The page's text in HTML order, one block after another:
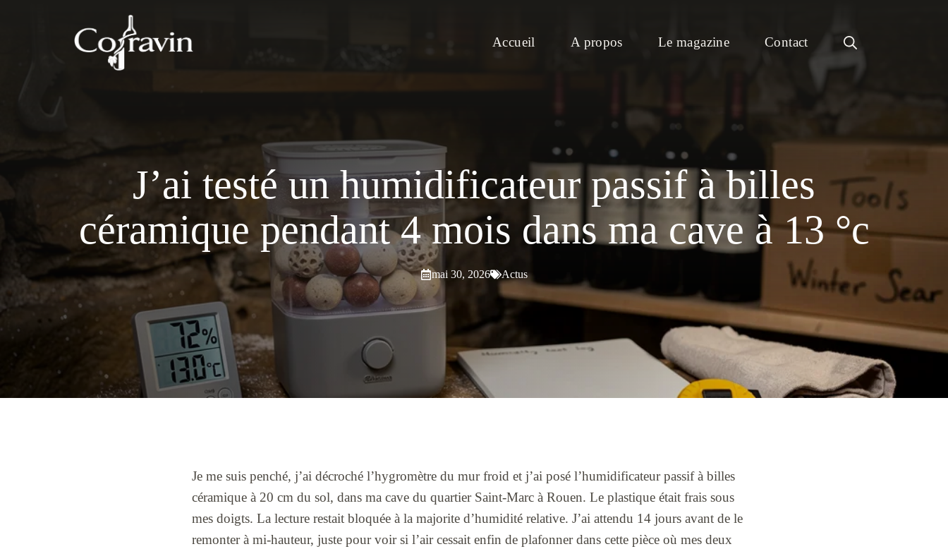
Accueil A propos Le magazine Contact
J’ai testé un humidificateur passif à billes
céramique pendant 4 mois dans ma cave à 13 °c
mai 30, 2026 Actus
Je me suis penché, j’ai décroché l’hygromètre du mur froid et j’ai posé l’humidificateur passif à billes
céramique à 20 cm du sol, dans ma cave du quartier Saint-Marc à Rouen. Le plastique était frais sous
mes doigts. La lecture restait bloquée à la majorite d’humidité relative. J’ai attendu 14 jours avant de le
remonter à mi-hauteur, juste pour voir si l’air cessait enfin de plafonner dans cette pièce où mes deux